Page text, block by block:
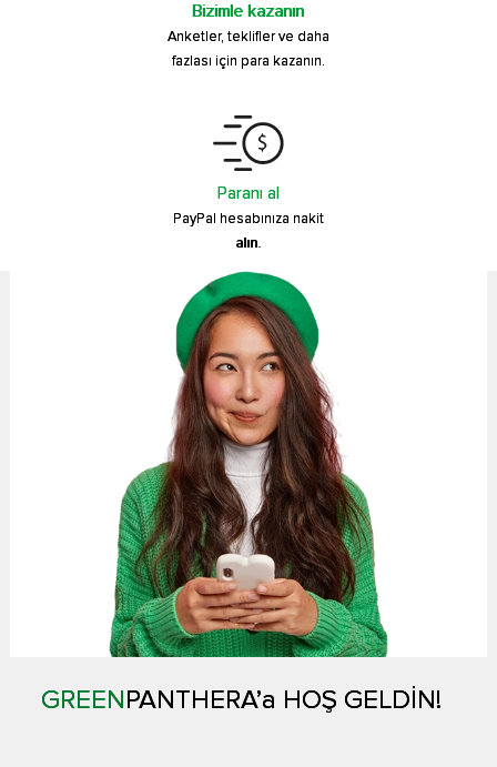
Bizimle kazanın
Anketler, teklifler ve daha
fazlası için para kazanın.
Paranı al
PayPal hesabınıza nakit
alın.
GREENPANTHERA’a HOŞ GELDİN!